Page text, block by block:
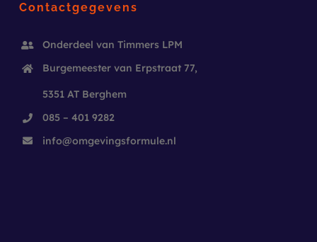
Contactgegevens
Onderdeel van Timmers LPM
Burgemeester van Erpstraat 77,
5351 AT Berghem
085 – 401 9282
info@omgevingsformule.nl